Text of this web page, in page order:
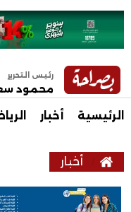
رئيس التحرير
محمود
الرئيسية أخبار
أخبار